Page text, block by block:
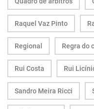
Raquel Vaz Pinto
Regional Regra do
Rui Costa Rui
Sandro Meira Ricci